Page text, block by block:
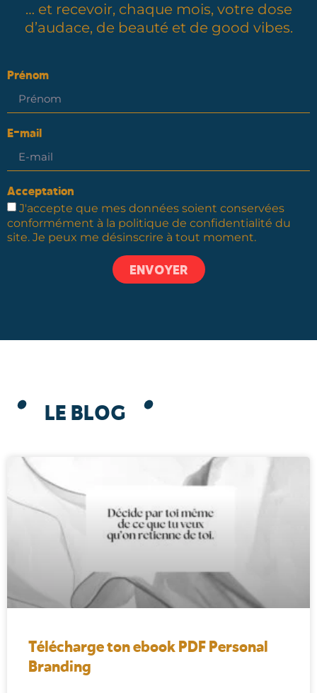
… et recevoir, chaque mois, votre dose
d’audace, de beauté et de good vibes.
Prénom
E-mail
Acceptation
J'accepte que mes données soient conservées
conformément à la politique de confidentialité du
site. Je peux me désinscrire à tout moment.
ENVOYER
LE BLOG
Télécharge ton ebook PDF Personal
Branding